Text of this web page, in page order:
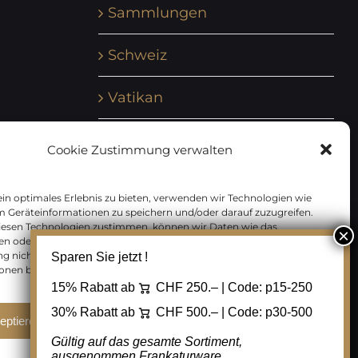
Cookie Zustimmung verwalten
optimales Erlebnis zu bieten, verwenden wir Technologien wie
Geräteinformationen zu speichern und/oder darauf zuzugreifen.
Technologien zustimmen, können wir Daten wie das
oder eindeutige IDs auf dieser Website verarbeiten. Wenn Sie Ihre
nicht erteilen oder zurückziehen, können bestimmte Merkmale
beeinträchtigt werden.
Ablehnen Cookie Einstellungen
Sammlungen
Schweiz
Vatikan
Zensurbelege Österreich
Zensurbelege Schweiz
Sparen Sie jetzt !
15% Rabatt ab CHF 250.– | Code: p15-250
30% Rabatt ab
CHF 500.– | Code: p30-500
Gültig auf das gesamte Sortiment,